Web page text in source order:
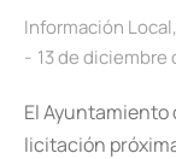
Información Local,
13 de diciembre
El Ayuntamiento
licitación